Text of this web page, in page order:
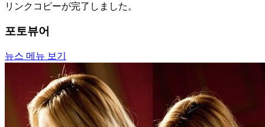
リンクコピーが完了しました。
포토뷰어
뉴스 메뉴 보기